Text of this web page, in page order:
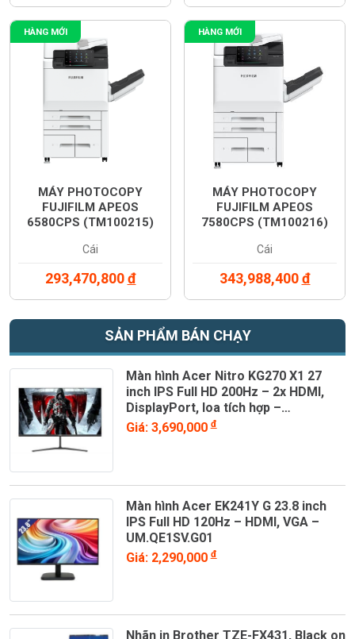
HÀNG MỚI
MÁY PHOTOCOPY
FUJIFILM APEOS
6580CPS (TM100215)
Cái
293,470,800đ
HÀNG MỚI
MÁY PHOTOCOPY
FUJIFILM APEOS
7580CPS (TM100216)
Cái
343,988,400đ
SẢN PHẨM BÁN CHẠY
Màn hình Acer Nitro KG270 X1 27
inch IPS Full HD 200Hz – 2x HDMI,
DisplayPort, loa tích hợp –
UM.HX0SV.101
Giá: 3,690,000đ
Màn hình Acer EK241Y G 23.8 inch
IPS Full HD 120Hz – HDMI, VGA –
UM.QE1SV.G01
Giá: 2,290,000đ
Nhãn in Brother TZE-FX431, Black on